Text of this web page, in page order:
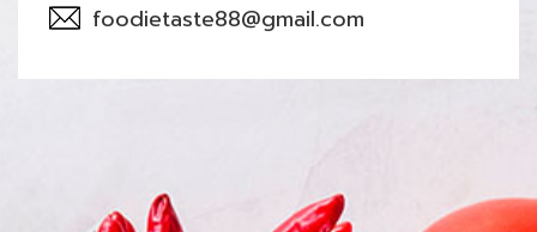
foodietaste88@gmail.com